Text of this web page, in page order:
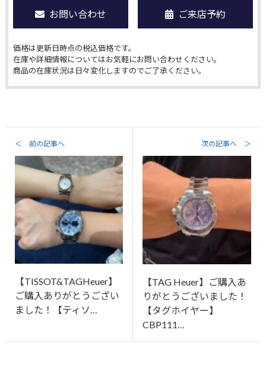
お問い合わせ ご来店予約
価格は更新日時点の税込価格です。
在庫や詳細情報についてはお気軽にお問い合わせください。
商品の在庫状況は日々変化しますのでご了承ください。
＜ 前の記事へ
【TISSOT&TAGHeuer】
ご購入ありがとうござい
ました！【ティソ…
次の記事へ ＞
【TAG Heuer】ご購入あ
りがとうございました！
【タグホイヤー】
CBP111…